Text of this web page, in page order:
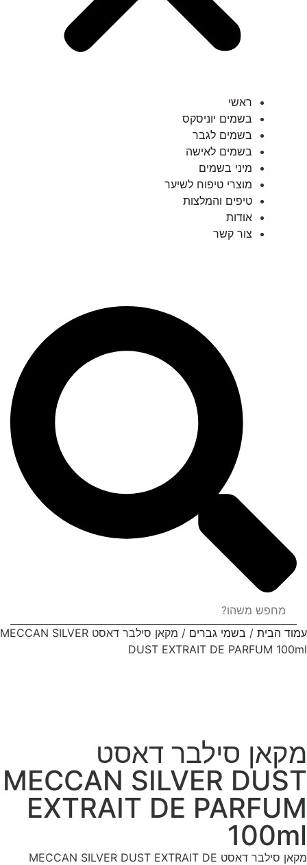
ראשי
בשמים יוניסקס
בשמים לגבר
בשמים לאישה
מיני בשמים
מוצרי טיפוח לשיער
טיפים והמלצות
אודות
צור קשר
עמוד הבית / בשמי גברים
/ מקאן סילבר דאסט MECCAN SILVER
DUST EXTRAIT DE PARFUM 100ml
מקאן סילבר דאסט
MECCAN SILVER DUST
EXTRAIT DE PARFUM
100ml
מקאן סילבר דאסט MECCAN SILVER DUST EXTRAIT DE